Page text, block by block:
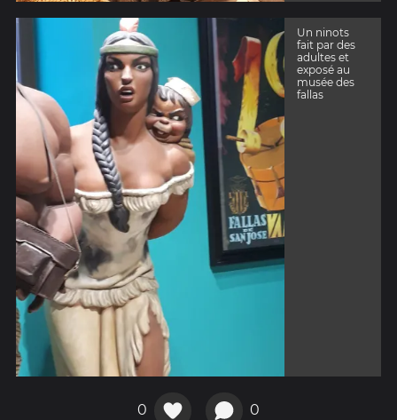
Un ninots
fait par des
adultes et
exposé au
musée des
fallas
0 0